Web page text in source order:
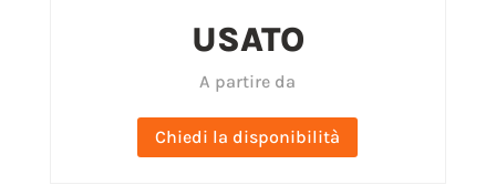
USATO
A partire da
Chiedi la disponibilità